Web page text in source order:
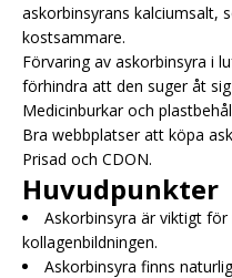
askorbinsyrans kalciumsalt,
kostsammare.
Förvaring av askorbinsyra i
förhindra att den suger åt
Medicinburkar och
Bra webbplatser att köpa
Prisad och CDON.
Huvudpunkter
Askorbinsyra är viktigt
kollagenbildningen.
Askorbinsyra finns